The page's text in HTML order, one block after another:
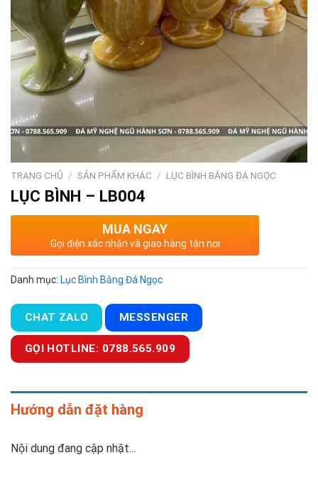
TRANG CHỦ / SẢN PHẨM KHÁC / LỤC BÌNH BẰNG ĐÁ NGỌC
LỤC BÌNH – LB004
MUA NGAY
Gọi điện xác nhận và giao hàng tận nơi
Danh mục: Lục Bình Bằng Đá Ngọc
CHAT ZALO MESSENGER
GỌI HOTLINE: 0788.565.909
Hướng dẫn đặt hàng
Nội dung đang cập nhật...